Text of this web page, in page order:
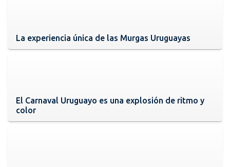
La experiencia única de las Murgas Uruguayas
El Carnaval Uruguayo es una explosión de ritmo y
color